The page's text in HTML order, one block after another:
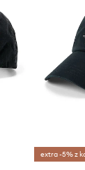
extra -5% z